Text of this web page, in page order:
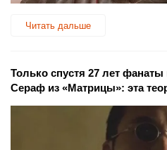
Читать дальше
Только спустя 27 лет
Сераф из «Матрицы»: эта